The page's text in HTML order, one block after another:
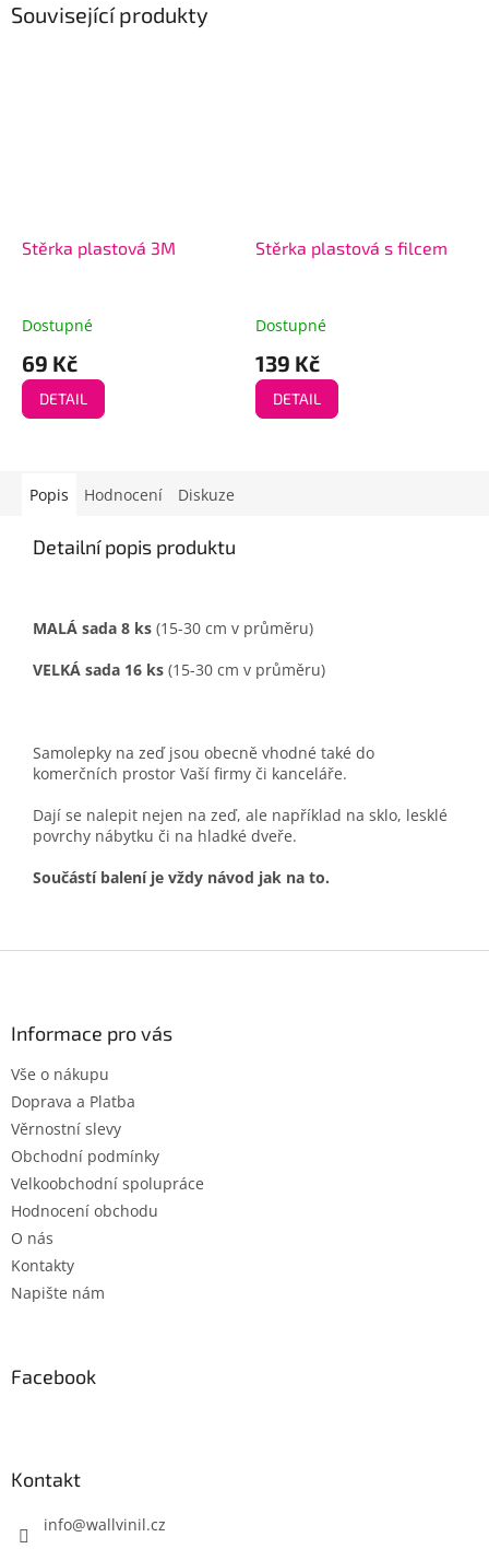
Související produkty
Stěrka plastová 3M
Dostupné
69 Kč
DETAIL
Stěrka plastová s filcem
Dostupné
139 Kč
DETAIL
Popis Hodnocení Diskuze
Detailní popis produktu
MALÁ sada 8 ks (15-30 cm v průměru)
VELKÁ sada 16 ks (15-30 cm v průměru)
Samolepky na zeď jsou obecně vhodné také do
komerčních prostor Vaší firmy či kanceláře.
Dají se nalepit nejen na zeď, ale například na sklo, lesklé
povrchy nábytku či na hladké dveře.
Součástí balení je vždy návod jak na to.
Informace pro vás
Vše o nákupu
Doprava a Platba
Věrnostní slevy
Obchodní podmínky
Velkoobchodní spolupráce
Hodnocení obchodu
O nás
Kontakty
Napište nám
Facebook
Kontakt
info@wallvinil.cz